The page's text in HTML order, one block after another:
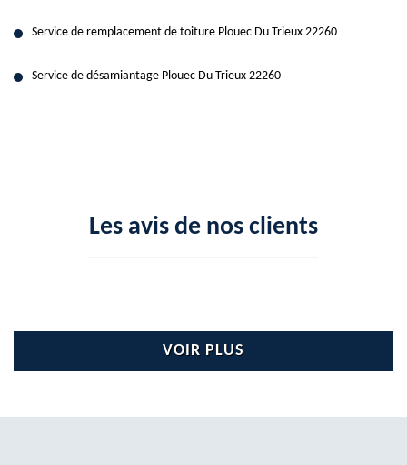
Service de remplacement de toiture Plouec Du Trieux 22260
Service de désamiantage Plouec Du Trieux 22260
Les avis de nos clients
VOIR PLUS